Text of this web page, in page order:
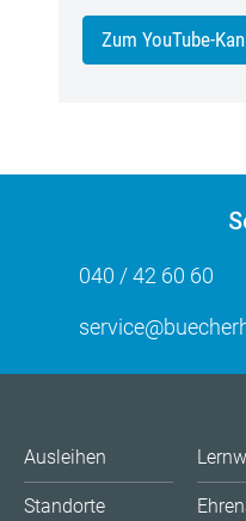
Zum YouTube-
040 / 42 60 60
Ausleihen
Standorte